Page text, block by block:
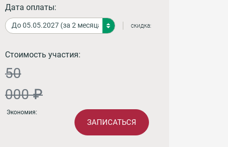
Дата оплаты:
скидка:
Стоимость участия:
50
000 ₽
Экономия:
ЗАПИСАТЬСЯ